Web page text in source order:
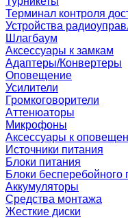
Терминал контроля
Устройства
Шлагбаум
Аксессуары к замкам
Адаптеры/Конвертеры
Оповещение
Усилители
Громкоговорители
Аттенюаторы
Микрофоны
Аксессуары к
Источники питания
Блоки питания
Блоки бесперебойного
Аккумуляторы
Средства монтажа
Жесткие диски